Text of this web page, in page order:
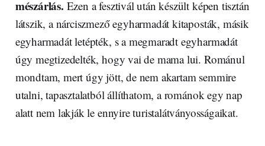
mészárlás. Ezen a fesztivál után készült képen tisztán
látszik, a nárciszmező egyharmadát kitaposták, másik
egyharmadát letépték, s a megmaradt egyharmadát
úgy megtizedelték, hogy vai de mama lui. Románul
mondtam, mert úgy jött, de nem akartam semmire
utalni, tapasztalatból állíthatom, a románok egy nap
alatt nem lakják le ennyire turistalátványosságaikat.